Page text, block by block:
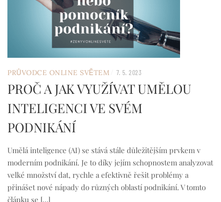
PRŮVODCE ONLINE SVĚTEM 7. 5. 2023
PROČ A JAK VYUŽÍVAT UMĚLOU
INTELIGENCI VE SVÉM
PODNIKÁNÍ
Umělá inteligence (AI) se stává stále důležitějším prvkem v
moderním podnikání. Je to díky jejím schopnostem analyzovat
velké množství dat, rychle a efektivně řešit problémy a
přinášet nové nápady do různých oblastí podnikání. V tomto
článku se […]